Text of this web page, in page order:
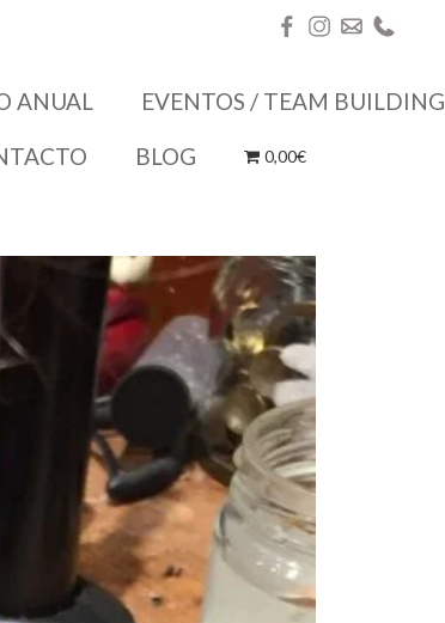
ANUAL
EVENTOS / TEAM BUILDING
BLOG 0,00€